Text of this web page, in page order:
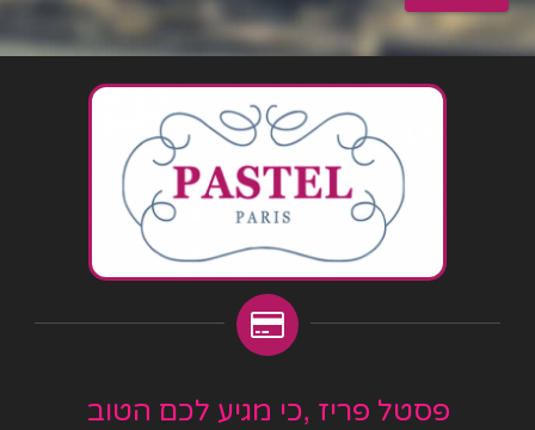
פסטל פריז ,כי מגיע לכם הטוב